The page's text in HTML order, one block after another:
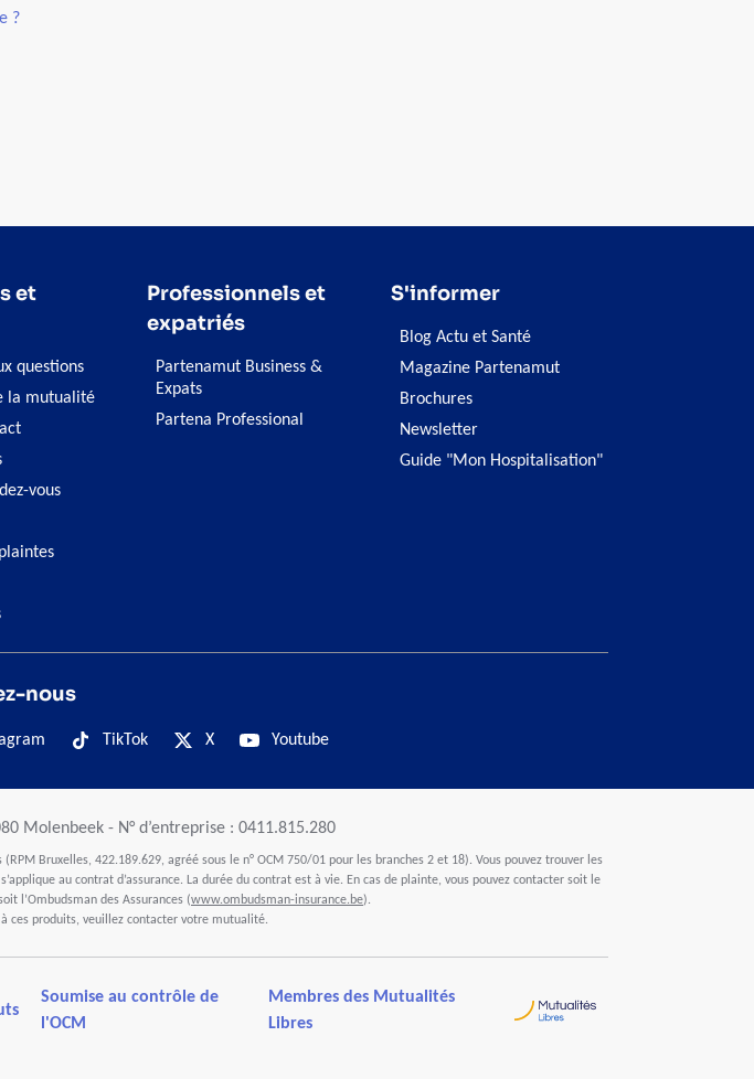
?
et
questions
la mutualité
vous
Professionnels et
expatriés
Partenamut Business &
Expats
Partena Professional
S'informer
Blog Actu et Santé
Magazine Partenamut
Brochures
Newsletter
Guide "Mon Hospitalisation"
nous
TikTok X Youtube
Molenbeek - N° d’entreprise : 0411.815.280
Bruxelles, 422.189.629, agréé sous le n° OCM 750/01 pour les branches 2 et 18). Vous pouvez trouver les
au contrat d’assurance. La durée du contrat est à vie. En cas de plainte, vous pouvez contacter soit le
l’Ombudsman des Assurances (www.ombudsman-insurance.be).
ces produits, veuillez contacter votre mutualité.
Soumise au contrôle de
l'OCM
Membres des Mutualités
Libres